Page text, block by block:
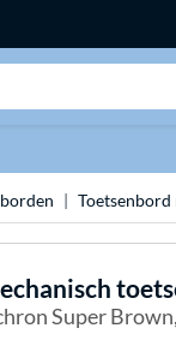
Toetsenbord
Super